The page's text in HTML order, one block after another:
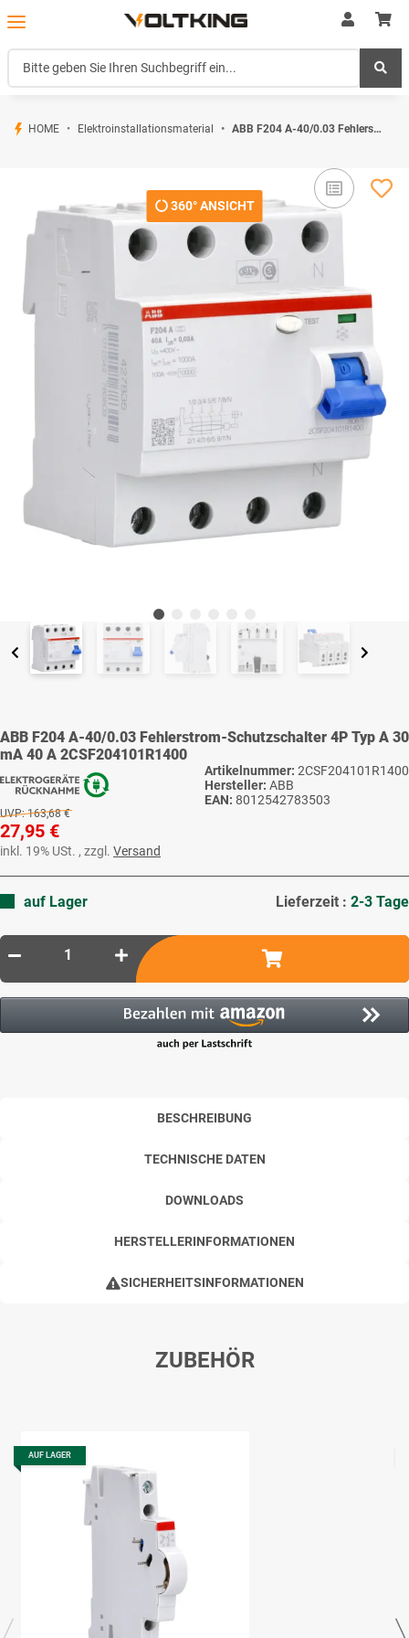
HOME Elektroinstallationsmaterial ABB F204 A-40/0.03 Fehlerstrom-Schutzschalter 4P Typ A 30 mA 40 A 2CSF204101R1400
360° ANSICHT
ABB F204 A-40/0.03 Fehlerstrom-Schutzschalter 4P Typ A 30
mA 40 A 2CSF204101R1400
Artikelnummer: 2CSF204101R1400
Hersteller: ABB
EAN: 8012542783503
UVP: 163,68 €
27,95 €
inkl. 19% USt. , zzgl. Versand
auf Lager Lieferzeit : 2-3 Tage
BESCHREIBUNG
TECHNISCHE DATEN
DOWNLOADS
HERSTELLERINFORMATIONEN
SICHERHEITSINFORMATIONEN
ZUBEHÖR
AUF LAGER